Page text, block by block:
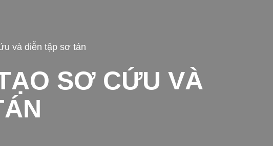
và diễn tập sơ tán
SƠ CỨU VÀ